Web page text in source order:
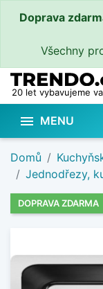
Doprava
Všechny
20 let vybavujeme
 MENU
Domů
Jednodřezy,
DOPRAVA ZDARMA